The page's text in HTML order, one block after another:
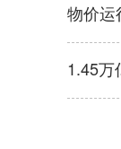
物价运
1.45万